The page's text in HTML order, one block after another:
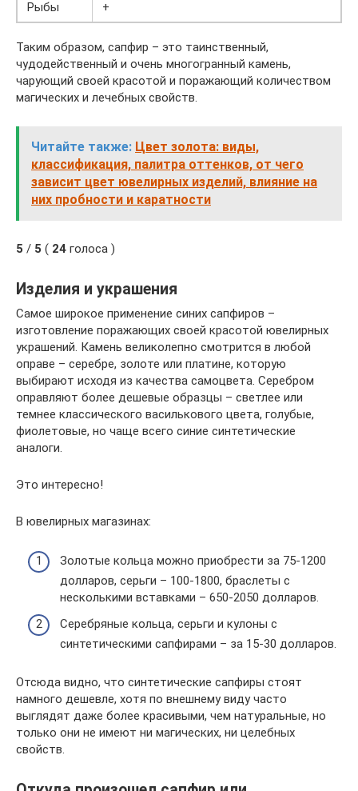
Рыбы
+
Таким образом, сапфир – это таинственный,
чудодейственный и очень многогранный камень,
чарующий своей красотой и поражающий количеством
магических и лечебных свойств.
Читайте также: Цвет золота: виды,
классификация, палитра оттенков, от чего
зависит цвет ювелирных изделий, влияние на
них пробности и каратности
5 / 5 ( 24 голоса )
Изделия и украшения
Самое широкое применение синих сапфиров –
изготовление поражающих своей красотой ювелирных
украшений. Камень великолепно смотрится в любой
оправе – серебре, золоте или платине, которую
выбирают исходя из качества самоцвета. Серебром
оправляют более дешевые образцы – светлее или
темнее классического василькового цвета, голубые,
фиолетовые, но чаще всего синие синтетические
аналоги.
Это интересно!
В ювелирных магазинах:
Золотые кольца можно приобрести за 75-1200
долларов, серьги – 100-1800, браслеты с
несколькими вставками – 650-2050 долларов.
Серебряные кольца, серьги и кулоны с
синтетическими сапфирами – за 15-30 долларов.
Отсюда видно, что синтетические сапфиры стоят
намного дешевле, хотя по внешнему виду часто
выглядят даже более красивыми, чем натуральные, но
только они не имеют ни магических, ни целебных
свойств.